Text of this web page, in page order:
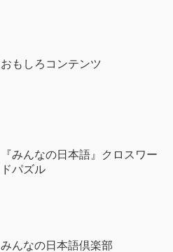
おもしろコンテンツ
『みんなの日本語』クロスワー
ドパズル
みんなの日本語倶楽部